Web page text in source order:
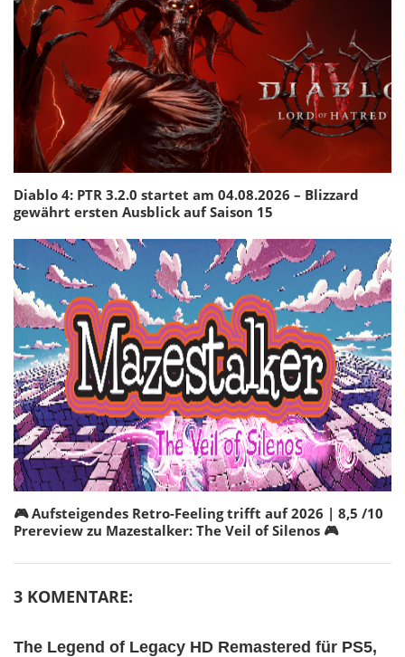
Diablo 4: PTR 3.2.0 startet am 04.08.2026 – Blizzard
gewährt ersten Ausblick auf Saison 15
🎮 Aufsteigendes Retro-Feeling trifft auf 2026 | 8,5 /10
Prereview zu Mazestalker: The Veil of Silenos 🎮
3 KOMENTARE:
The Legend of Legacy HD Remastered für PS5,